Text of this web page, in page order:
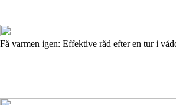
Få varmen igen: Effektive råd efter en tur i